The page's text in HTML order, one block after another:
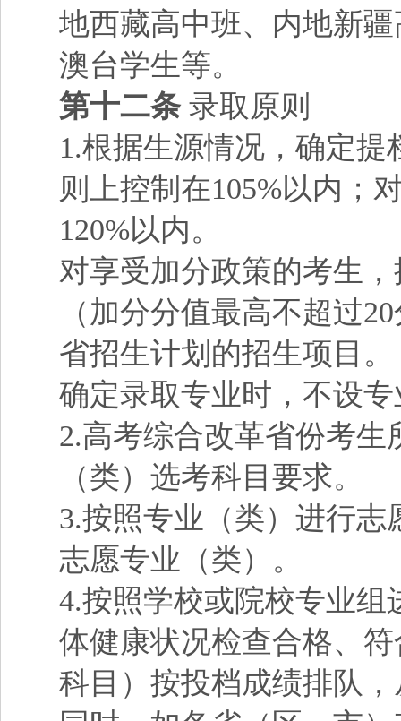
地西藏高中班、内地新
澳台学生等。
第十二条录取原则
1.根据生源情况，确定
则上控制在105%以内；
120%以内。
对享受加分政策的考生
（加分分值最高不超过
省招生计划的招生项目。
确定录取专业时，不设
2.高考综合改革省份考生
（类）选考科目要求。
3.按照专业（类）进行
志愿专业（类）。
4.按照学校或院校专业
体健康状况检查合格、
科目）按投档成绩排队